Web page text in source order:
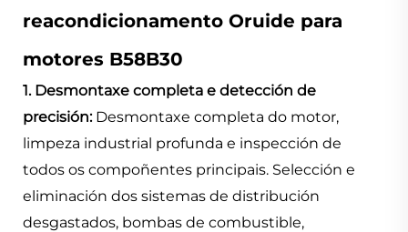
reacondicionamento Oruide para
motores B58B30
1. Desmontaxe completa e detección de
precisión: Desmontaxe completa do motor,
limpeza industrial profunda e inspección de
todos os compoñentes principais. Selección e
eliminación dos sistemas de distribución
desgastados, bombas de combustible,